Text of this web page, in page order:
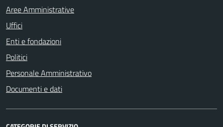
Aree Amministrative
Uffici
Enti e fondazioni
Politici
Personale Amministrativo
Documenti e dati